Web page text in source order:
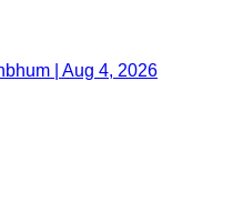
| Aug 4, 2026